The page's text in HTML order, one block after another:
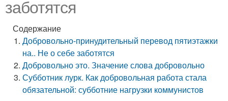
заботятся
Содержание
Добровольно-принудительный перевод пятиэтажки
на.. Не о себе заботятся
Добровольно это. Значение слова добровольно
Субботник лурк. Как добровольная работа стала
обязательной: субботние нагрузки коммунистов